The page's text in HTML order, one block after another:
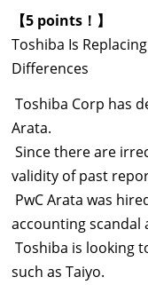
【5 points！】
Toshiba Is
Differences
Toshiba Corp has
Arata.
Since there are
validity of past
PwC Arata was
accounting scandal
Toshiba is looking
such as Taiyo.